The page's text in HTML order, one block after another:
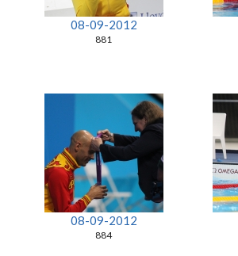
08-09-2012
881
08-09-2012
884